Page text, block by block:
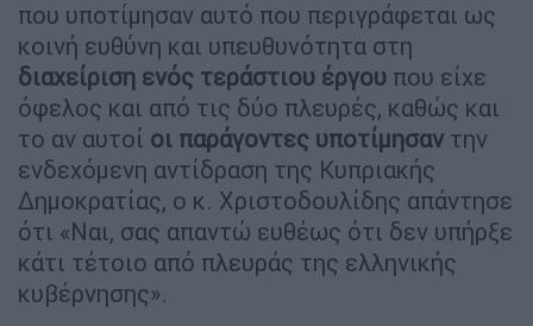
που υποτίμησαν αυτό που περιγράφεται ως
κοινή ευθύνη και υπευθυνότητα στη
διαχείριση ενός τεράστιου έργου που είχε
όφελος και από τις δύο πλευρές, καθώς και
το αν αυτοί οι παράγοντες υποτίμησαν την
ενδεχόμενη αντίδραση της Κυπριακής
Δημοκρατίας, ο κ. Χριστοδουλίδης απάντησε
ότι «Ναι, σας απαντώ ευθέως ότι δεν υπήρξε
κάτι τέτοιο από πλευράς της ελληνικής
κυβέρνησης».